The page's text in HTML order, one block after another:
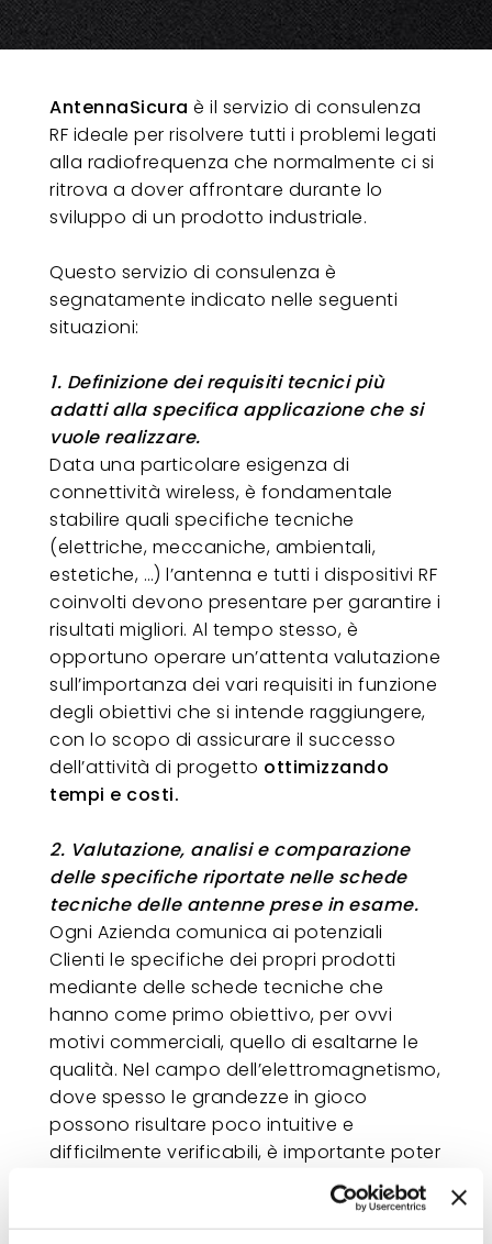
AntennaSicura è il servizio di consulenza
RF ideale per risolvere tutti i problemi legati
alla radiofrequenza che normalmente ci si
ritrova a dover affrontare durante lo
sviluppo di un prodotto industriale.
Questo servizio di consulenza è
segnatamente indicato nelle seguenti
situazioni:
1. Definizione dei requisiti tecnici più
adatti alla specifica applicazione che si
vuole realizzare.
Data una particolare esigenza di
connettività wireless, è fondamentale
stabilire quali specifiche tecniche
(elettriche, meccaniche, ambientali,
estetiche, …) l’antenna e tutti i dispositivi RF
coinvolti devono presentare per garantire i
risultati migliori. Al tempo stesso, è
opportuno operare un’attenta valutazione
sull’importanza dei vari requisiti in funzione
degli obiettivi che si intende raggiungere,
con lo scopo di assicurare il successo
dell’attività di progetto ottimizzando
tempi e costi.
2. Valutazione, analisi e comparazione
delle specifiche riportate nelle schede
tecniche delle antenne prese in esame.
Ogni Azienda comunica ai potenziali
Clienti le specifiche dei propri prodotti
mediante delle schede tecniche che
hanno come primo obiettivo, per ovvi
motivi commerciali, quello di esaltarne le
qualità. Nel campo dell’elettromagnetismo,
dove spesso le grandezze in gioco
possono risultare poco intuitive e
difficilmente verificabili, è importante poter
determinare l’affidabilità dei dati tecnici
riportati dal Costruttore o quantomeno la
loro effettiva rispondenza alle proprie